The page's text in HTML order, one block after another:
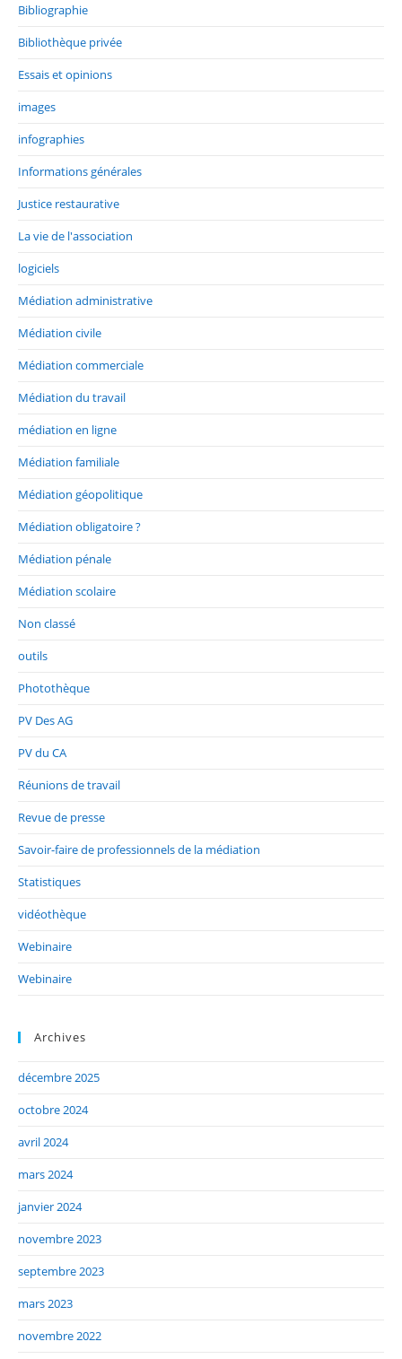
Bibliographie
Bibliothèque privée
Essais et opinions
images
infographies
Informations générales
Justice restaurative
La vie de l'association
logiciels
Médiation administrative
Médiation civile
Médiation commerciale
Médiation du travail
médiation en ligne
Médiation familiale
Médiation géopolitique
Médiation obligatoire ?
Médiation pénale
Médiation scolaire
Non classé
outils
Photothèque
PV Des AG
PV du CA
Réunions de travail
Revue de presse
Savoir-faire de professionnels de la médiation
Statistiques
vidéothèque
Webinaire
Webinaire
Archives
décembre 2025
octobre 2024
avril 2024
mars 2024
janvier 2024
novembre 2023
septembre 2023
mars 2023
novembre 2022